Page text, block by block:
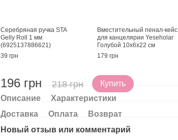
Серебряная ручка STA
Gelly Roll 1 мм
(6925137886621)
39 грн
Вместительный пенал-кейс
для канцелярии Yeseholar
Голубой 10х6х22 см
179 грн
196 грн 218 грн
Купить
Описание
Характеристики
Доставка
Оплата
Возврат
Новый отзыв или комментарий